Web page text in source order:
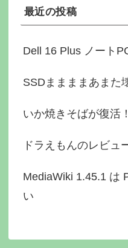
最近の投稿
Dell 16 Plus ノート
SSDままままあまた
いか焼きそばが復活
ドラえもんのレビュ
MediaWiki 1.45.1 は
い